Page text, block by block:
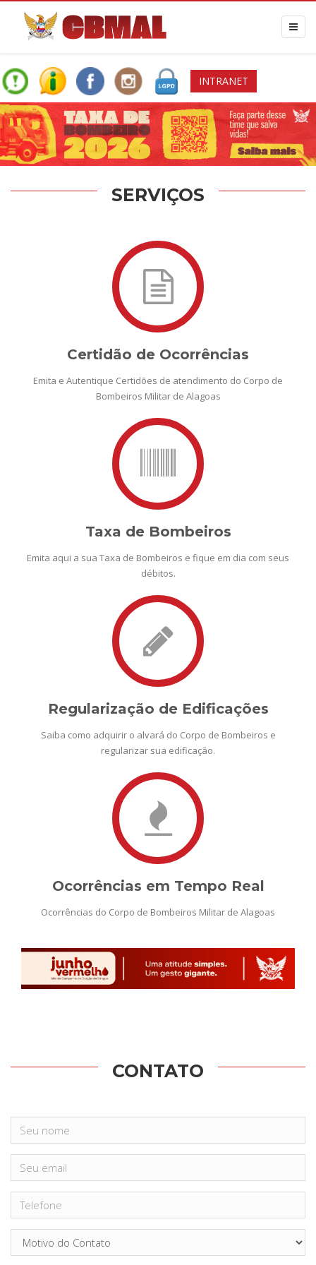
INTRANET
SERVIÇOS
Certidão de Ocorrências
Emita e Autentique Certidões de atendimento do Corpo de
Bombeiros Militar de Alagoas
Taxa de Bombeiros
Emita aqui a sua Taxa de Bombeiros e fique em dia com seus
débitos.
Regularização de Edificações
Saiba como adquirir o alvará do Corpo de Bombeiros e
regularizar sua edificação.
Ocorrências em Tempo Real
Ocorrências do Corpo de Bombeiros Militar de Alagoas
CONTATO